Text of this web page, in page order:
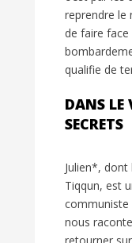
reprendre le
de faire face
qualifie de
DANS LE
SECRETS
Julien*,
Tiqqun, est
communiste
nous